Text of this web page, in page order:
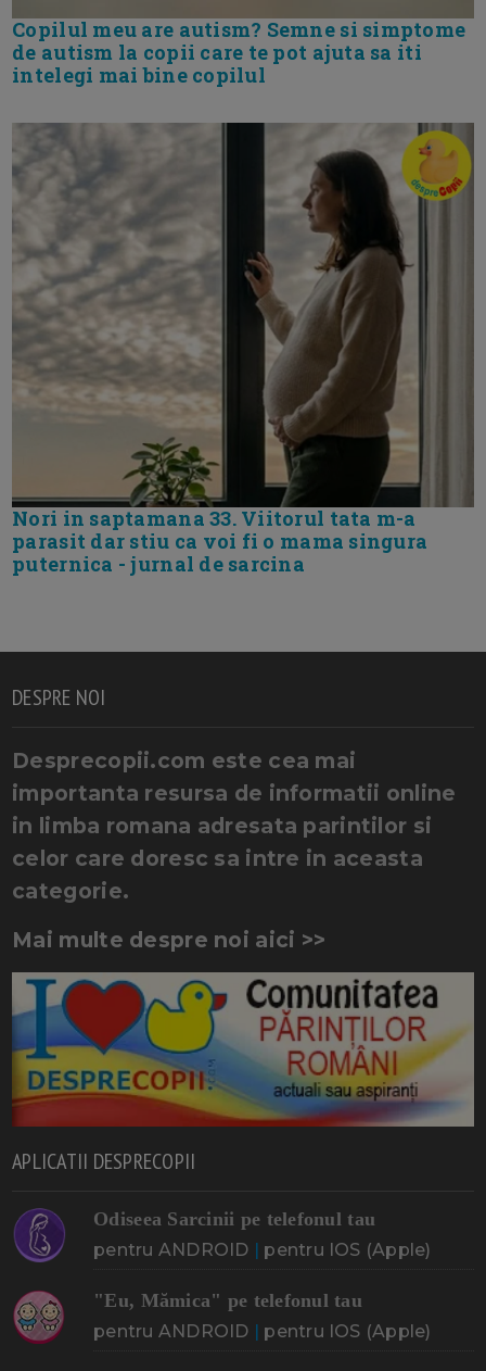
Copilul meu are autism? Semne si simptome
de autism la copii care te pot ajuta sa iti
intelegi mai bine copilul
Nori in saptamana 33. Viitorul tata m-a
parasit dar stiu ca voi fi o mama singura
puternica - jurnal de sarcina
DESPRE NOI
Desprecopii.com este cea mai
importanta resursa de informatii online
in limba romana adresata parintilor si
celor care doresc sa intre in aceasta
categorie.
Mai multe despre noi aici >>
APLICATII DESPRECOPII
Odiseea Sarcinii pe telefonul tau
pentru ANDROID | pentru IOS (Apple)
"Eu, Mămica" pe telefonul tau
pentru ANDROID | pentru IOS (Apple)